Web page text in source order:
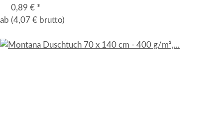
ab
0,89 € *
(4,07 € brutto)